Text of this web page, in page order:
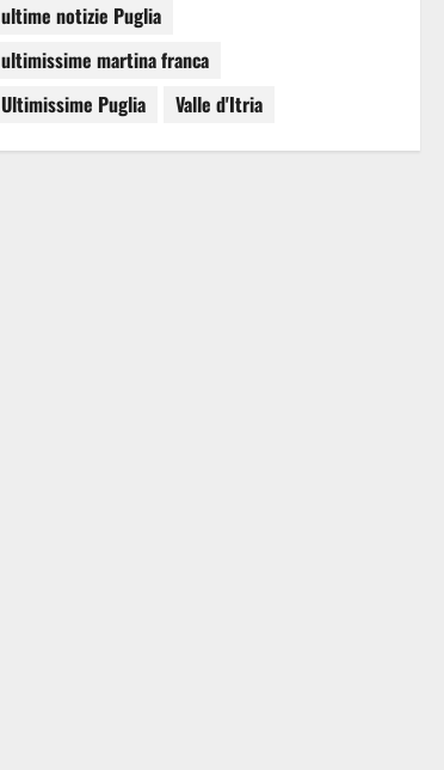
ultime notizie Puglia
ultimissime martina franca
Ultimissime Puglia
Valle d'Itria